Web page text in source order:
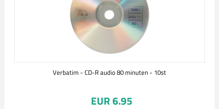
Verbatim - CD-R audio 80 minuten - 10st
EUR 6.95